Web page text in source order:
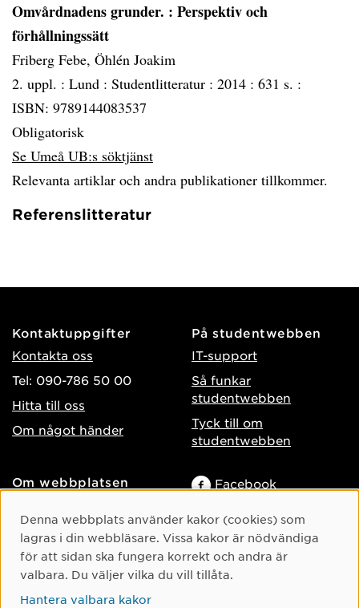
Omvårdnadens grunder. : Perspektiv och
förhållningssätt
Friberg Febe, Öhlén Joakim
2. uppl. : Lund : Studentlitteratur : 2014 : 631 s. :
ISBN: 9789144083537
Obligatorisk
Se Umeå UB:s söktjänst
Relevanta artiklar och andra publikationer tillkommer.
Referenslitteratur
Kontaktuppgifter
Kontakta oss
Tel: 090-786 50 00
Hitta till oss
Om något händer
På studentwebben
IT-support
Så funkar
studentwebben
Tyck till om
studentwebben
Om webbplatsen
Behandling av
personuppgifter
Hantera kakor
Facebook
TikTok
Youtube
Cookie-samtycke
Denna webbplats använder kakor (cookies) som
lagras i din webbläsare. Vissa kakor är nödvändiga
för att sidan ska fungera korrekt och andra är
valbara. Du väljer vilka du vill tillåta.
Hantera valbara kakor